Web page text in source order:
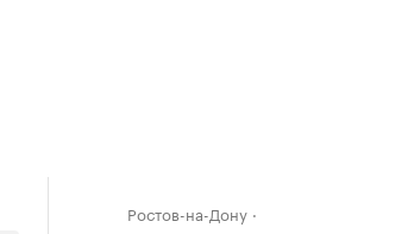
Ростов-на-Дону